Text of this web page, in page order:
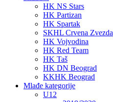
HK NS Stars
HK Partizan
HK Spartak
SKHL Crvena Zvezda
HK Vojvodina
HK Red Team
HK Taš
HK DN Beograd
KKHK Beograd
Mlađe kategorije
U12